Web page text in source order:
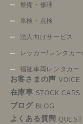
整備・修理
車検・点検
法人向けサービス
レッカー/レンタカ
福祉車両レンタカー
お客さまの声 VOICE
在庫車 STOCK CARS
ブログ BLOG
よくある質問